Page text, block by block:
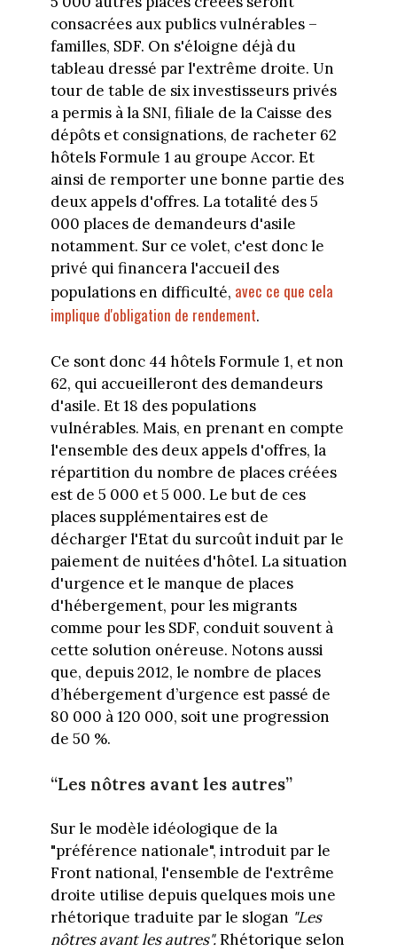
consacrées aux publics vulnérables –
familles, SDF. On s'éloigne déjà du
tableau dressé par l'extrême droite. Un
tour de table de six investisseurs privés
a permis à la SNI, filiale de la Caisse des
dépôts et consignations, de racheter 62
hôtels Formule 1 au groupe Accor. Et
ainsi de remporter une bonne partie des
deux appels d'offres. La totalité des 5
000 places de demandeurs d'asile
notamment. Sur ce volet, c'est donc le
privé qui financera l'accueil des
populations en difficulté, avec ce que cela
implique d'obligation de rendement.
Ce sont donc 44 hôtels Formule 1, et non
62, qui accueilleront des demandeurs
d'asile. Et 18 des populations
vulnérables. Mais, en prenant en compte
l'ensemble des deux appels d'offres, la
répartition du nombre de places créées
est de 5 000 et 5 000. Le but de ces
places supplémentaires est de
décharger l'Etat du surcoût induit par le
paiement de nuitées d'hôtel. La situation
d'urgence et le manque de places
d'hébergement, pour les migrants
comme pour les SDF, conduit souvent à
cette solution onéreuse. Notons aussi
que, depuis 2012, le nombre de places
d’hébergement d’urgence est passé de
80 000 à 120 000, soit une progression
de 50 %.
“Les nôtres avant les autres”
Sur le modèle idéologique de la
"préférence nationale", introduit par le
Front national, l'ensemble de l'extrême
droite utilise depuis quelques mois une
rhétorique traduite par le slogan "Les
nôtres avant les autres".Rhétorique selon